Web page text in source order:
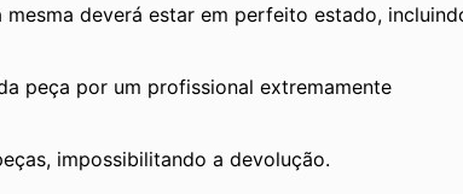
deverá estar em perfeito estado,
peça por um profissional extremamente
impossibilitando a devolução.